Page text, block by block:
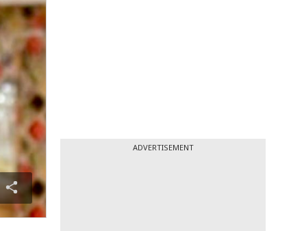
ADVERTISEMENT